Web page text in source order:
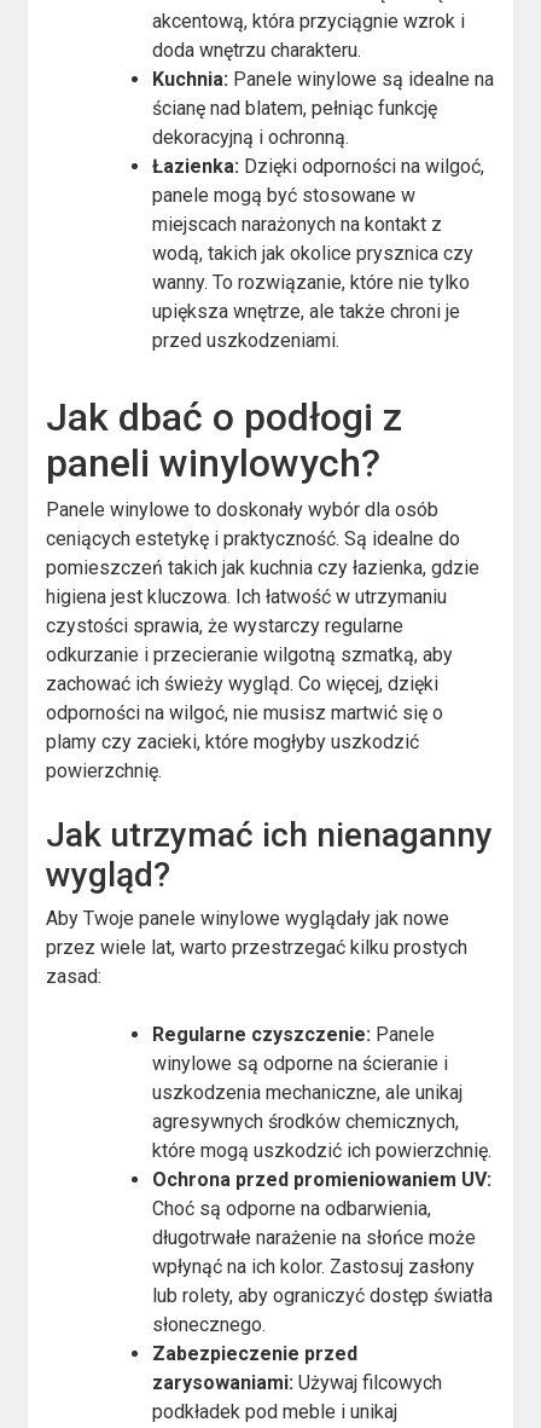
akcentową, która przyciągnie wzrok i
doda wnętrzu charakteru.
Kuchnia: Panele winylowe są idealne na
ścianę nad blatem, pełniąc funkcję
dekoracyjną i ochronną.
Łazienka: Dzięki odporności na wilgoć,
panele mogą być stosowane w
miejscach narażonych na kontakt z
wodą, takich jak okolice prysznica czy
wanny. To rozwiązanie, które nie tylko
upiększa wnętrze, ale także chroni je
przed uszkodzeniami.
Jak dbać o podłogi z
paneli winylowych?
Panele winylowe to doskonały wybór dla osób
ceniących estetykę i praktyczność. Są idealne do
pomieszczeń takich jak kuchnia czy łazienka, gdzie
higiena jest kluczowa. Ich łatwość w utrzymaniu
czystości sprawia, że wystarczy regularne
odkurzanie i przecieranie wilgotną szmatką, aby
zachować ich świeży wygląd. Co więcej, dzięki
odporności na wilgoć, nie musisz martwić się o
plamy czy zacieki, które mogłyby uszkodzić
powierzchnię.
Jak utrzymać ich nienaganny
wygląd?
Aby Twoje panele winylowe wyglądały jak nowe
przez wiele lat, warto przestrzegać kilku prostych
zasad:
Regularne czyszczenie: Panele
winylowe są odporne na ścieranie i
uszkodzenia mechaniczne, ale unikaj
agresywnych środków chemicznych,
które mogą uszkodzić ich powierzchnię.
Ochrona przed promieniowaniem UV:
Choć są odporne na odbarwienia,
długotrwałe narażenie na słońce może
wpłynąć na ich kolor. Zastosuj zasłony
lub rolety, aby ograniczyć dostęp światła
słonecznego.
Zabezpieczenie przed
zarysowaniami: Używaj filcowych
podkładek pod meble i unikaj